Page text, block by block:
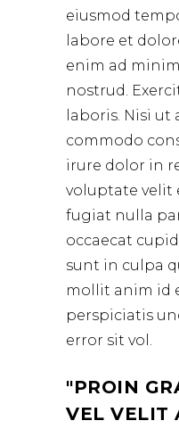
eiusmod
labore et
enim ad
nostrud.
laboris. Nisi ut
commodo
irure dolor in
voluptate velit
fugiat nulla
occaecat
sunt in culpa
mollit anim id
perspiciatis
error sit vol.
PROIN
VEL VELIT